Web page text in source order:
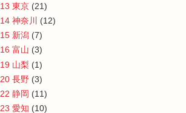
13 東京 (21)
14 神奈川
(12)
15 新潟 (7)
16 富山 (3)
19 山梨 (1)
20 長野 (3)
22 静岡 (11)
23 愛知 (10)